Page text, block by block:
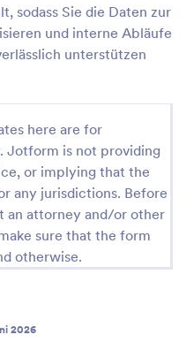
sodass Sie die Daten zur
und interne Abläufe
unterstützen
here are for
Jotform is not providing
or implying that the
any jurisdictions. Before
an attorney and/or other
sure that the form
otherwise.
2026